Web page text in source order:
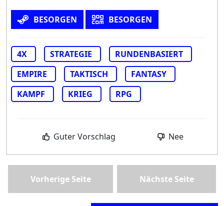
BESORGEN BESORGEN
4X STRATEGIE
RUNDENBASIERT
EMPIRE
TAKTISCH
FANTASY
KAMPF
KRIEG RPG
Guter Vorschlag Nee
Vorherige Seite Nächste Seite